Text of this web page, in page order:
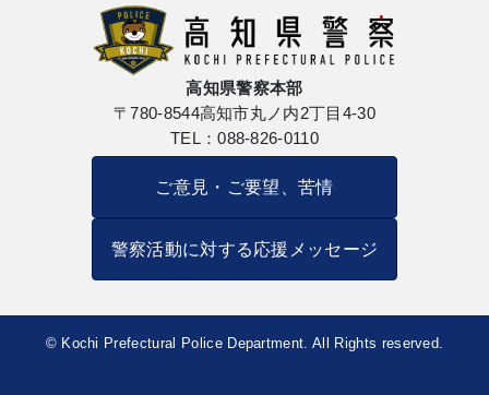
高知県警察本部
〒780-8544高知市丸ノ内2丁目4-30
TEL：088-826-0110
ご意見・ご要望、苦情
警察活動に対する応援メッセージ
© Kochi Prefectural Police Department. All Rights reserved.